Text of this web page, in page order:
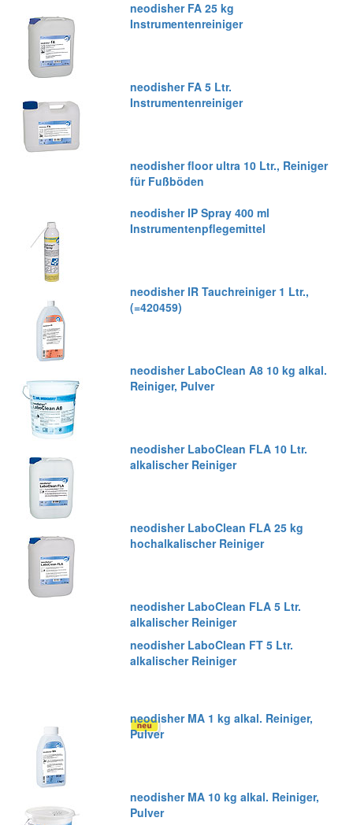
neodisher FA 25 kg
Instrumentenreiniger
neodisher FA 5 Ltr.
Instrumentenreiniger
neodisher floor ultra 10 Ltr., Reiniger
für Fußböden
neodisher IP Spray 400 ml
Instrumentenpflegemittel
neodisher IR Tauchreiniger 1 Ltr.,
(=420459)
neodisher LaboClean A8 10 kg alkal.
Reiniger, Pulver
neodisher LaboClean FLA 10 Ltr.
alkalischer Reiniger
neodisher LaboClean FLA 25 kg
hochalkalischer Reiniger
neodisher LaboClean FLA 5 Ltr.
alkalischer Reiniger
neodisher LaboClean FT 5 Ltr.
alkalischer Reiniger
neodisher MA 1 kg alkal. Reiniger,
Pulver
neodisher MA 10 kg alkal. Reiniger,
Pulver